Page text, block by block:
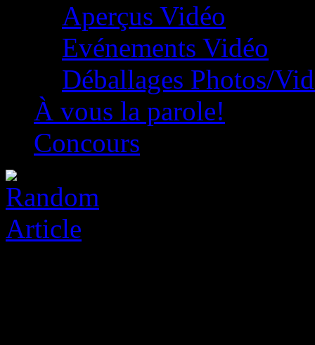
Aperçus Vidéo
Evénements Vidéo
Déballages Photos/
À vous la parole!
Concours